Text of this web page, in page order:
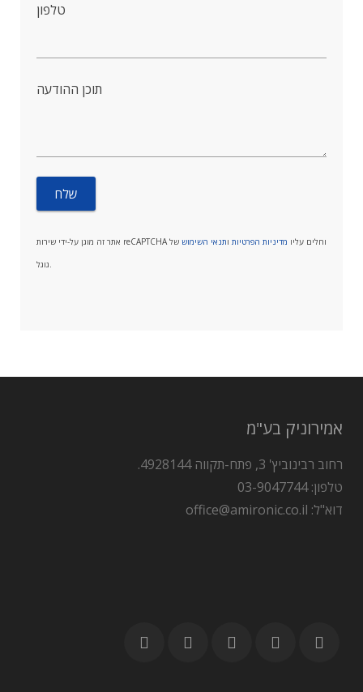
טלפון
תוכן ההודעה
אתר זה מוגן על-ידי שירות reCAPTCHA וחלים עליו מדיניות הפרטיות ותנאי השימוש של
גוגל.
אמירוניק בע"מ
רחוב רבינוביץ' 3, פתח-תקווה 4928144.
טלפון: 03-9047744
דוא"ל: office@amironic.co.il